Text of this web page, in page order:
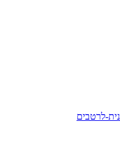
לרטבים